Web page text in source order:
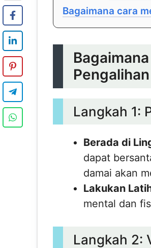
Bagaimana cara
Langkah 1:
Berada di
dapat
damai akan
Lakukan
mental dan
Langkah 2: